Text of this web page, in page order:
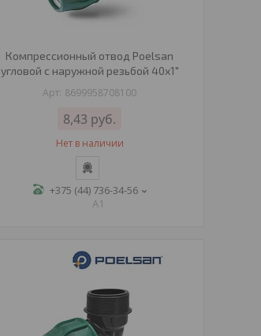
Компрессионный отвод Poelsan
угловой с наружной резьбой 40х1"
8699958708100
8,43 руб.
Нет в наличии
+375 (44) 736-34-56
A1